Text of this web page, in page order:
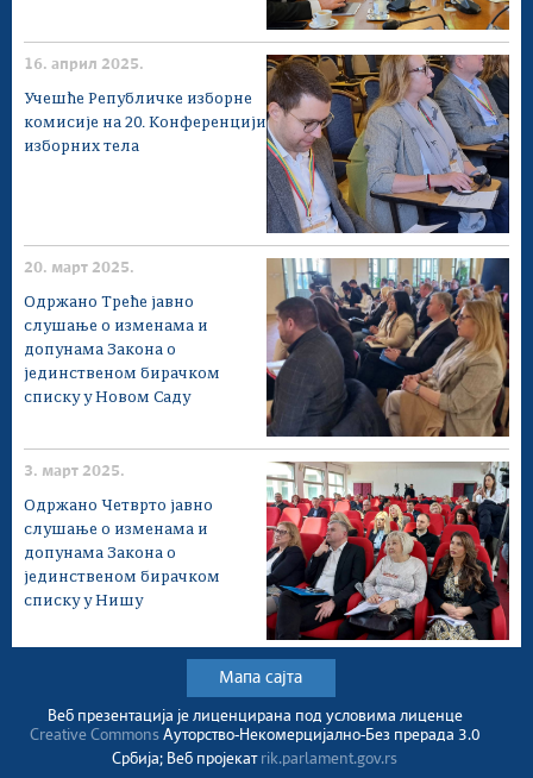
16. април 2025.
Учешће Републичке изборне
комисије на 20. Конференцији
изборних тела
20. март 2025.
Одржано Треће јавно
слушање о изменама и
допунама Закона о
јединственом бирачком
списку у Новом Саду
3. март 2025.
Одржано Четврто јавно
слушање о изменама и
допунама Закона о
јединственом бирачком
списку у Нишу
Мапа сајта
Веб презентација jе лиценциранa под условима лиценце
Creative CommonsАуторство-Некомерцијално-Без прерада 3.0
Србија; Веб пројекат rik.parlament.gov.rs